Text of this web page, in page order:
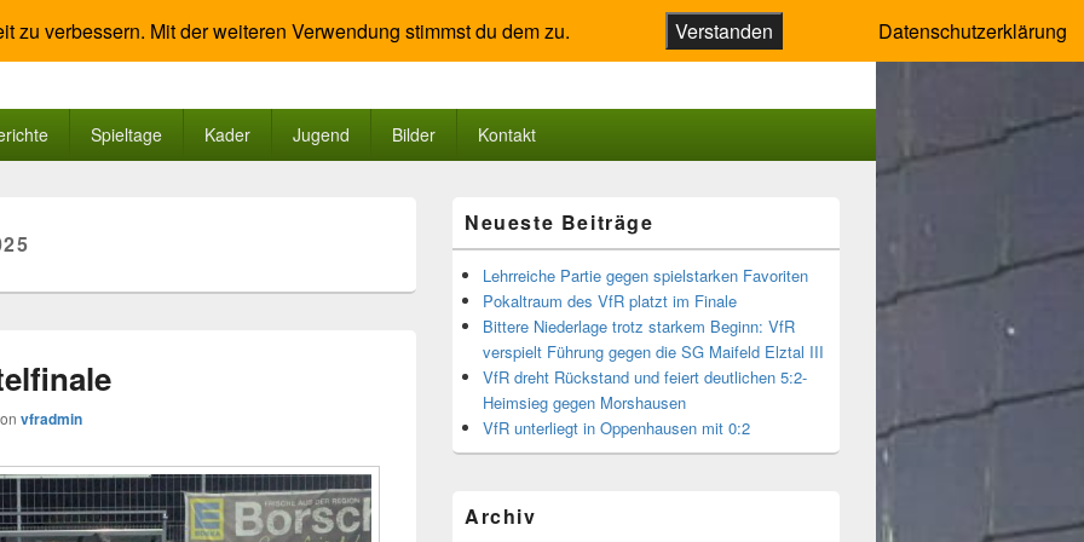
Salzig
Spieltage Kader Jugend Bilder Kontakt
vfradmin
Seitenleisten-
Widgetbereich
Neueste Beiträge
Lehrreiche Partie gegen spielstarken Favoriten
Pokaltraum des VfR platzt im Finale
Bittere Niederlage trotz starkem Beginn: VfR
verspielt Führung gegen die SG Maifeld Elztal III
VfR dreht Rückstand und feiert deutlichen 5:2-
Heimsieg gegen Morshausen
VfR unterliegt in Oppenhausen mit 0:2
Archiv
verbessern. Mit der weiteren Verwendung stimmst du dem zu. Verstanden Datenschutzerklärung